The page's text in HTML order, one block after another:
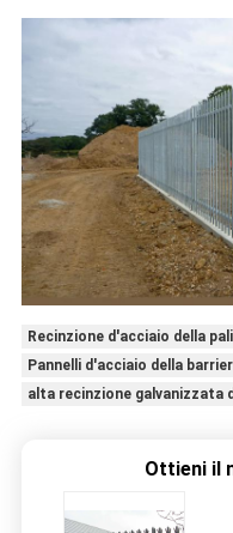
Recinzione d'acciaio della
Pannelli d'acciaio della
alta recinzione galvanizzata
Ottieni il